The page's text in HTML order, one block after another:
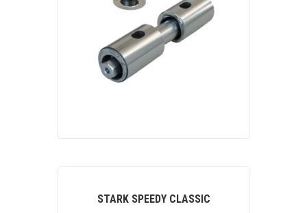
STARK SPEEDY CLASSIC